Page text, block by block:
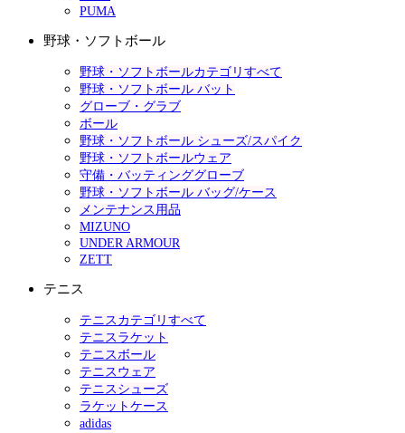
PUMA
野球・ソフトボール
野球・ソフトボールカテゴリすべて
野球・ソフトボール バット
グローブ・グラブ
ボール
野球・ソフトボール シューズ/スパイク
野球・ソフトボールウェア
守備・バッティンググローブ
野球・ソフトボール バッグ/ケース
メンテナンス用品
MIZUNO
UNDER ARMOUR
ZETT
テニス
テニスカテゴリすべて
テニスラケット
テニスボール
テニスウェア
テニスシューズ
ラケットケース
adidas